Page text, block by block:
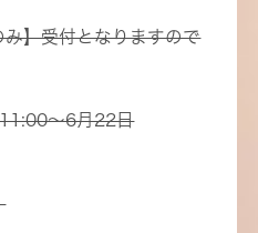
】受付となりますので
～6月22日